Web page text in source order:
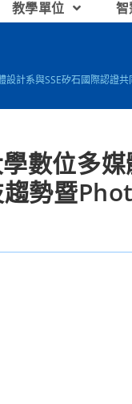
教學單位 智
計系與SSE矽石國際認證
數位多
趨勢暨